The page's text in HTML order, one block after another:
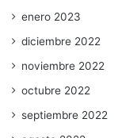
enero 2023
diciembre 2022
noviembre 2022
octubre 2022
septiembre 2022